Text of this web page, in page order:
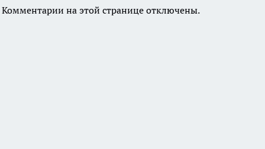
Комментарии на этой странице отключены.